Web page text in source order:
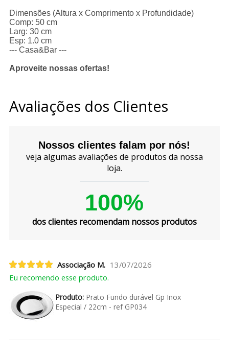
Dimensões (Altura x Comprimento x Profundidade)
Comp: 50 cm
Larg: 30 cm
Esp: 1.0 cm
--- Casa&Bar ---
Aproveite nossas ofertas!
Avaliações dos Clientes
Nossos clientes falam por nós!
veja algumas avaliações de produtos da nossa
loja.
100%
dos clientes recomendam nossos produtos
Associação M. 13/07/2026
Eu recomendo esse produto.
Produto:Prato Fundo durável Gp Inox
Especial / 22cm - ref GP034